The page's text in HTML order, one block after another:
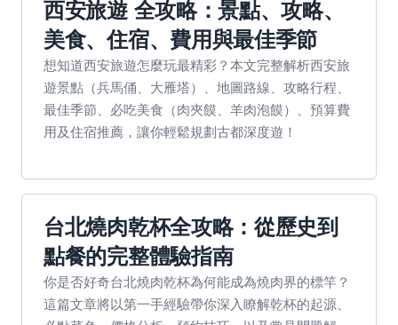
西安旅遊 全攻略：景點、攻略、
美食、住宿、費用與最佳季節
想知道西安旅遊怎麼玩最精彩？本文完整解析西安旅
遊景點（兵馬俑、大雁塔）、地圖路線、攻略行程、
最佳季節、必吃美食（肉夾饃、羊肉泡饃）、預算費
用及住宿推薦，讓你輕鬆規劃古都深度遊！
台北燒肉乾杯全攻略：從歷史到
點餐的完整體驗指南
你是否好奇台北燒肉乾杯為何能成為燒肉界的標竿？
這篇文章將以第一手經驗帶你深入瞭解乾杯的起源、